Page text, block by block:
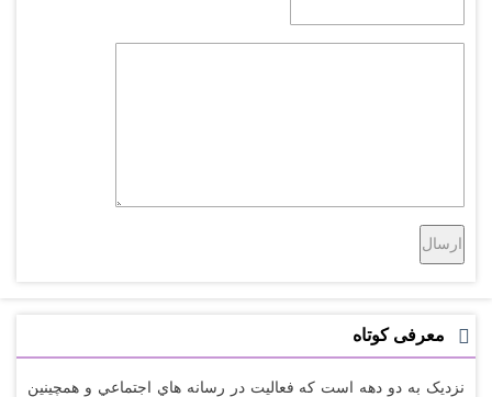
معرفی کوتاه
نزديک به دو دهه است که فعاليت در رسانه هاي اجتماعي و همچينين